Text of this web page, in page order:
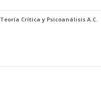
Teoría Crítica y Psicoanálisis A.C.